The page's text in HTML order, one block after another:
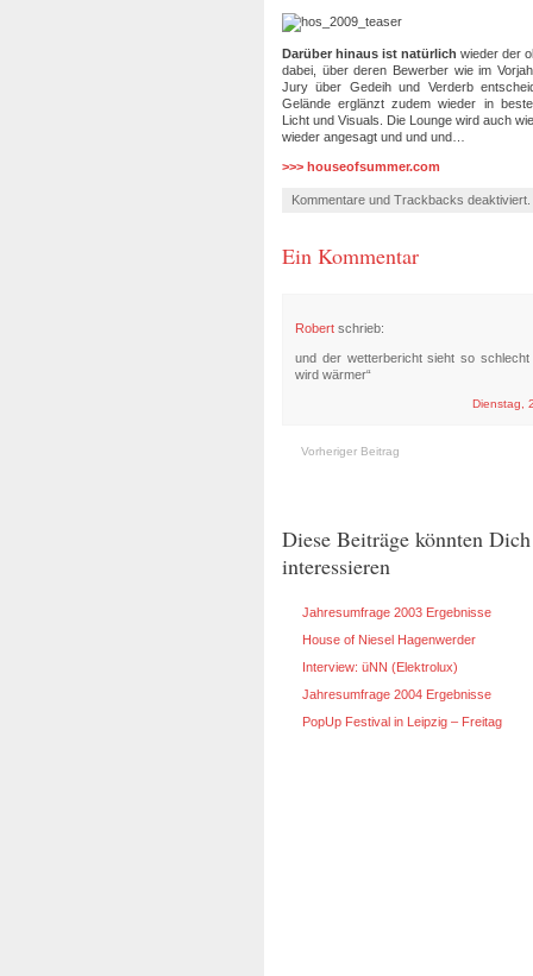
Darüber hinaus ist natürlich wieder der
dabei, über deren Bewerber wie im
Jury über Gedeih und Verderb
Gelände erglänzt zudem wieder in
Licht und Visuals. Die Lounge wird auch
wieder angesagt und und und…
>>> houseofsummer.com
Kommentare und Trackbacks deaktiviert.
Ein Kommentar
Robert schrieb:
und der wetterbericht sieht so
wird wärmer“
Dienstag,
Vorheriger Beitrag
Diese Beiträge könnten
interessieren
Jahresumfrage 2003 Ergebnisse
House of Niesel Hagenwerder
Interview: üNN (Elektrolux)
Jahresumfrage 2004 Ergebnisse
PopUp Festival in Leipzig – Freitag